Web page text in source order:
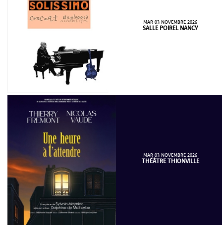
MAR 03 NOVEMBRE 2026
SALLE POIREL NANCY
MAR 03 NOVEMBRE 2026
THÉÂTRE THIONVILLE